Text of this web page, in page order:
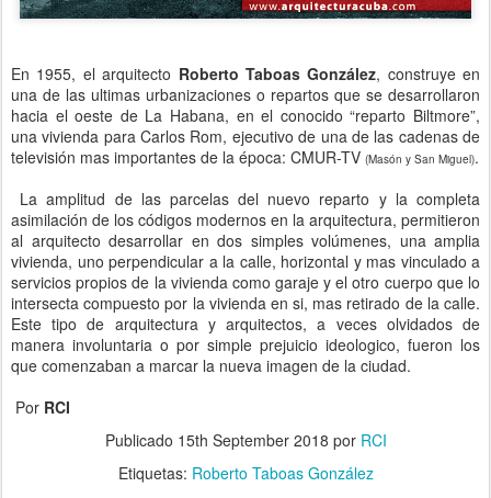
En 1955, el arquitecto Roberto Taboas González, construye en
una de las ultimas urbanizaciones o repartos que se desarrollaron
hacia el oeste de La Habana, en el conocido “reparto Biltmore”,
una vivienda para Carlos Rom, ejecutivo de una de las cadenas de
televisión mas importantes de la época: CMUR-TV (Masón y San Miguel).
La amplitud de las parcelas del nuevo reparto y la completa
asimilación de los códigos modernos en la arquitectura, permitieron
al arquitecto desarrollar en dos simples volúmenes, una amplia
vivienda, uno perpendicular a la calle, horizontal y mas vinculado a
servicios propios de la vivienda como garaje y el otro cuerpo que lo
intersecta compuesto por la vivienda en si, mas retirado de la calle.
Este tipo de arquitectura y arquitectos, a veces olvidados de
manera involuntaria o por simple prejuicio ideologico, fueron los
que comenzaban a marcar la nueva imagen de la ciudad.
Por RCI
Publicado 15th September 2018 por RCI
Etiquetas: Roberto Taboas González